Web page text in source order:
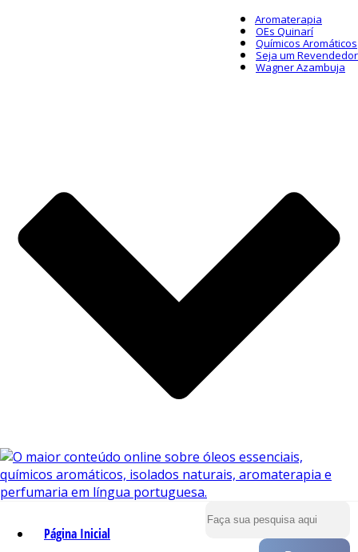
Aromaterapia
OEs Quinarí
Químicos Aromáticos
Seja um Revendedor
Wagner Azambuja
Página Inicial